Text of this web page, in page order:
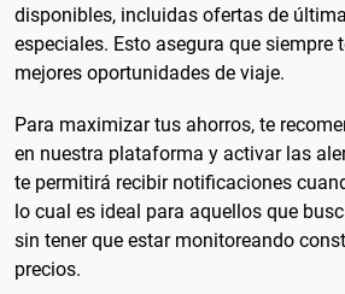
disponibles, incluidas ofertas de
especiales. Esto asegura que siempre
mejores oportunidades de viaje.
Para maximizar tus ahorros, te
en nuestra plataforma y activar las
te permitirá recibir notificaciones
lo cual es ideal para aquellos que
sin tener que estar monitoreando
precios.